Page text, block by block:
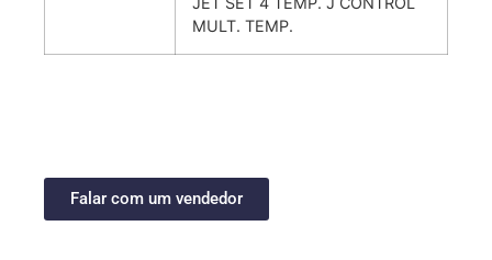
MULT. TEMP.
Falar com um vendedor